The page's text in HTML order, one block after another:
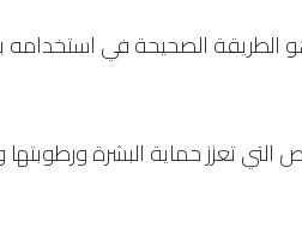
الطريقة الصحيحة في
التي تعزز حماية البشرة